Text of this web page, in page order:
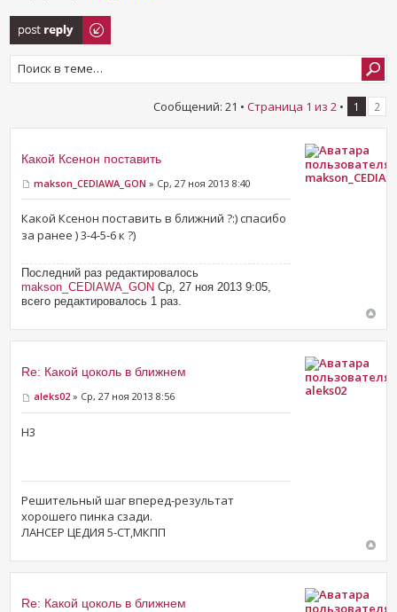
Ответить
Сообщений: 21 • Страница 1 из 2 • 1 2
Какой Ксенон поставить
makson_CEDIAWA_GON » Ср, 27 ноя 2013 8:40
Какой Ксенон поставить в ближний ?:) спасибо
за ранее ) 3-4-5-6 к ?)
Последний раз редактировалось
makson_CEDIAWA_GON Ср, 27 ноя 2013 9:05,
всего редактировалось 1 раз.
Re: Какой цоколь в ближнем
aleks02 » Ср, 27 ноя 2013 8:56
H3
Решительный шаг вперед-результат
хорошего пинка сзади.
ЛАНСЕР ЦЕДИЯ 5-СТ,МКПП
aleks02
Re: Какой цоколь в ближнем